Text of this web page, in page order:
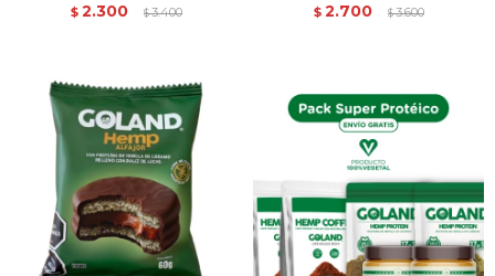
$ 2.300 $3.400 $ 2.700 $3.600